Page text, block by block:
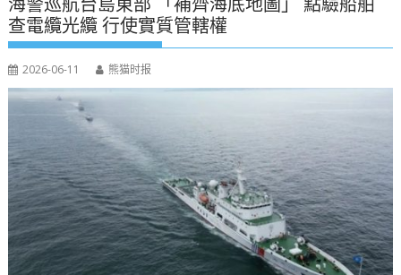
查電纜光纜 行使實質管轄權
2026-06-11 熊猫时报